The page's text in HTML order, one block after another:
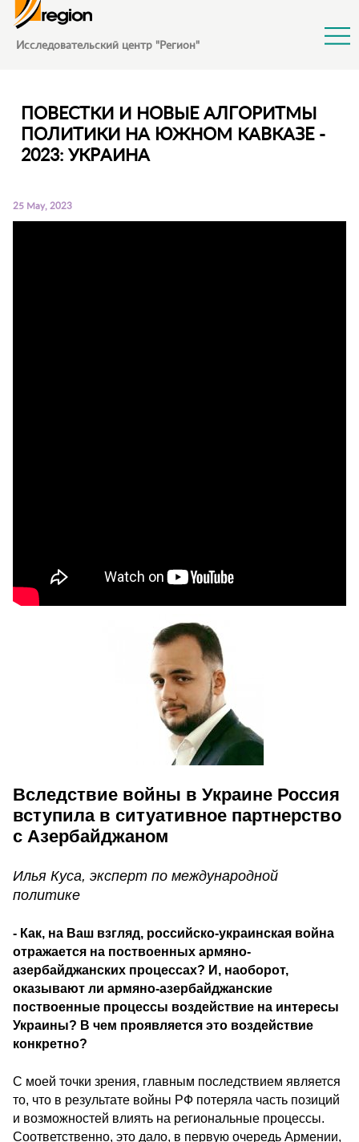
Исследовательский центр "Регион"
ПОВЕСТКИ И НОВЫЕ АЛГОРИТМЫ
ПОЛИТИКИ НА ЮЖНОМ КАВКАЗЕ -
2023: УКРАИНА
25 May, 2023
Вследствие войны в Украине Россия
вступила в ситуативное партнерство
с Азербайджаном
Илья Куса, эксперт по международной
политике
- Как, на Ваш взгляд, российско-украинская война
отражается на поствоенных армяно-
азербайджанских процессах? И, наоборот,
оказывают ли армяно-азербайджанские
поствоенные процессы воздействие на интересы
Украины? В чем проявляется это воздействие
конкретно?
С моей точки зрения, главным последствием является
то, что в результате войны РФ потеряла часть позиций
и возможностей влиять на региональные процессы.
Соответственно, это дало, в первую очередь Армении,